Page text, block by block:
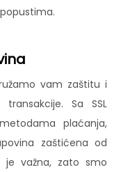
vam zaštitu i
Sa SSL
plaćanja,
zaštićena od
je važna, zato smo